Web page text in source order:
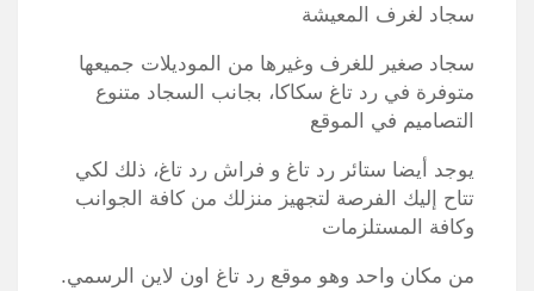
سجاد لغرف المعيشة
سجاد صغير للغرف وغيرها من الموديلات جميعها
متوفرة في رد تاغ سكاكا، بجانب السجاد متنوع
التصاميم في الموقع
يوجد أيضا ستائر رد تاغ و فراش رد تاغ، ذلك لكي
تتاح إليك الفرصة لتجهيز منزلك من كافة الجوانب
وكافة المستلزمات
من مكان واحد وهو موقع رد تاغ اون لاين الرسمي.